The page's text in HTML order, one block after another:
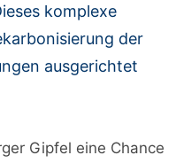
komplexe
der
ausgerichtet
Gipfel eine Chance